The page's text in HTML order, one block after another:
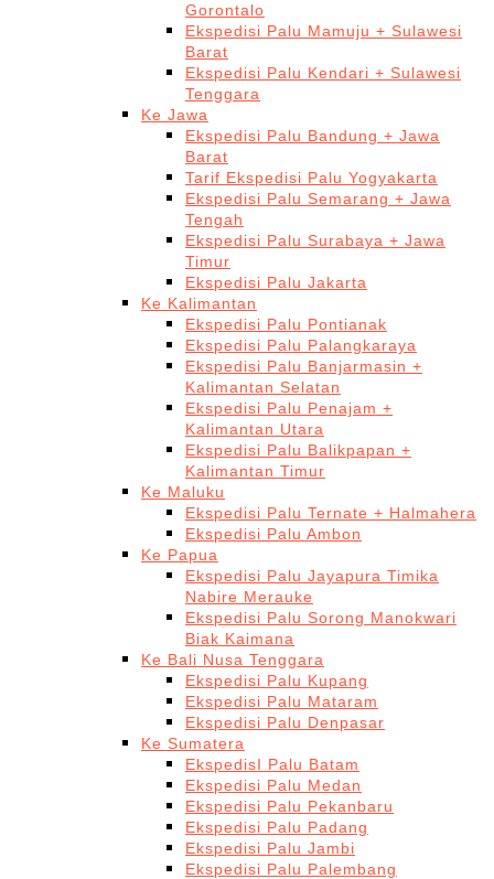
Gorontalo
Ekspedisi Palu Mamuju + Sulawesi
Barat
Ekspedisi Palu Kendari + Sulawesi
Tenggara
Ke Jawa
Ekspedisi Palu Bandung + Jawa
Barat
Tarif Ekspedisi Palu Yogyakarta
Ekspedisi Palu Semarang + Jawa
Tengah
Ekspedisi Palu Surabaya + Jawa
Timur
Ekspedisi Palu Jakarta
Ke Kalimantan
Ekspedisi Palu Pontianak
Ekspedisi Palu Palangkaraya
Ekspedisi Palu Banjarmasin +
Kalimantan Selatan
Ekspedisi Palu Penajam +
Kalimantan Utara
Ekspedisi Palu Balikpapan +
Kalimantan Timur
Ke Maluku
Ekspedisi Palu Ternate + Halmahera
Ekspedisi Palu Ambon
Ke Papua
Ekspedisi Palu Jayapura Timika
Nabire Merauke
Ekspedisi Palu Sorong Manokwari
Biak Kaimana
Ke Bali Nusa Tenggara
Ekspedisi Palu Kupang
Ekspedisi Palu Mataram
Ekspedisi Palu Denpasar
Ke Sumatera
EkspedisI Palu Batam
Ekspedisi Palu Medan
Ekspedisi Palu Pekanbaru
Ekspedisi Palu Padang
Ekspedisi Palu Jambi
Ekspedisi Palu Palembang